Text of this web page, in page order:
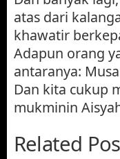
atas dari
khawatir
Adapun orang
antaranya:
Dan kita cukup
mukminin
Related